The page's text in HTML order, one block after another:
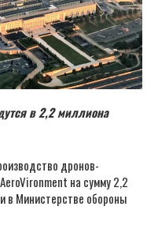
в 2,2 миллиона
дронов-
на сумму 2,2
в Министерстве обороны